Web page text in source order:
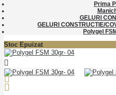
Prima
GELURI
GELURI CONSTRUCTIE/
Polygel
Stoc Epuizat